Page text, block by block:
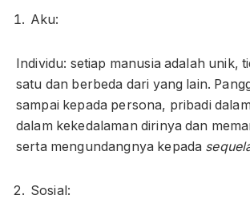
Aku:
Individu: setiap manusia adalah unik,
satu dan berbeda dari yang lain.
sampai kepada persona, pribadi
dalam kekedalaman dirinya dan
serta mengundangnya kepada
Sosial: